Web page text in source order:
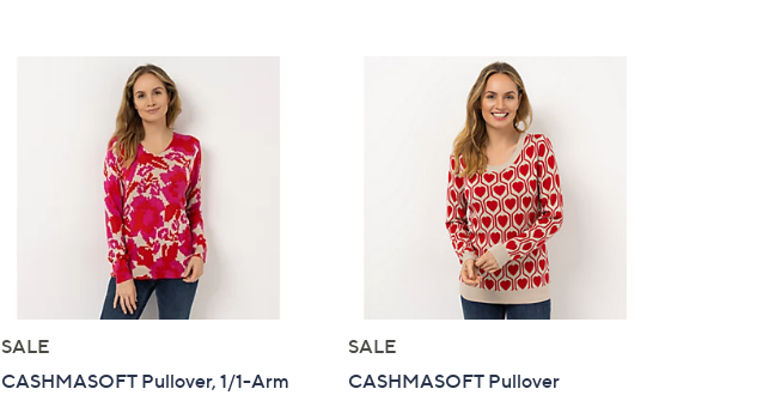
SALE
CASHMASOFT Pullover, 1/1-Arm
SALE
CASHMASOFT Pullover